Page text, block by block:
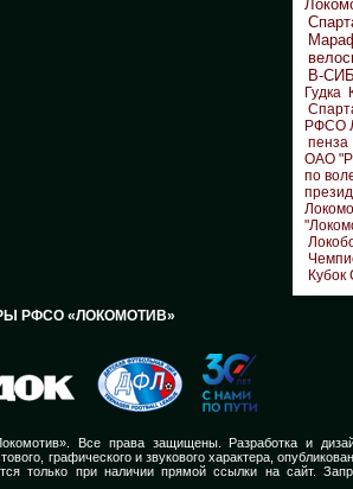
В-СИБ
Гудка
РФСО
пенза
ОАО
по
РФСО «ЛОКОМОТИВ»
Все права защищены. Разработка и
графического и звукового характера,
только при наличии прямой ссылки на сайт.